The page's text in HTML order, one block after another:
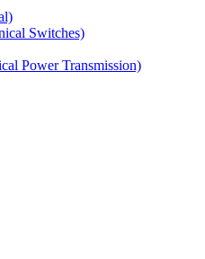
Switches)
Power Transmission)